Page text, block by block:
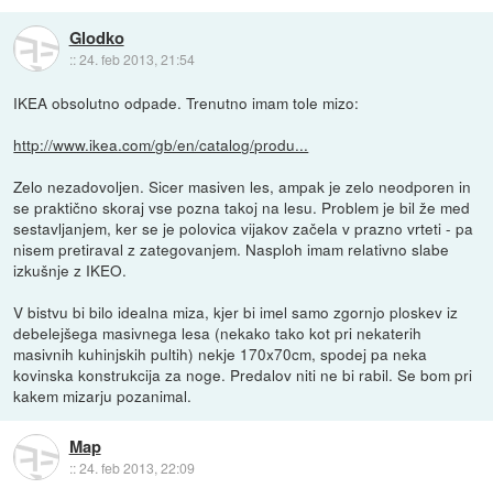
Glodko
::24. feb 2013, 21:54
IKEA obsolutno odpade. Trenutno imam tole mizo:
http://www.ikea.com/gb/en/catalog/produ...
Zelo nezadovoljen. Sicer masiven les, ampak je zelo neodporen in
se praktično skoraj vse pozna takoj na lesu. Problem je bil že med
sestavljanjem, ker se je polovica vijakov začela v prazno vrteti - pa
nisem pretiraval z zategovanjem. Nasploh imam relativno slabe
izkušnje z IKEO.
V bistvu bi bilo idealna miza, kjer bi imel samo zgornjo ploskev iz
debelejšega masivnega lesa (nekako tako kot pri nekaterih
masivnih kuhinjskih pultih) nekje 170x70cm, spodej pa neka
kovinska konstrukcija za noge. Predalov niti ne bi rabil. Se bom pri
kakem mizarju pozanimal.
Map
::24. feb 2013, 22:09